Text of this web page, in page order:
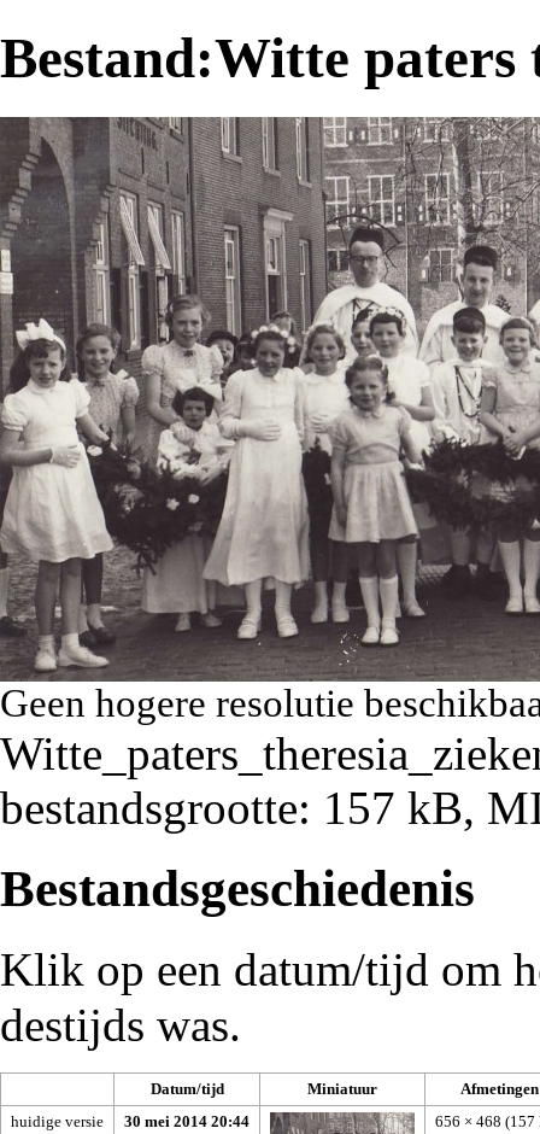
Bestand:Witte paters
Geen hogere resolutie
bestandsgrootte: 157 kB,
Bestandsgeschiedenis
Klik op een datum/tijd om
destijds was.
Datum/tijd Miniatuur
Afmetingen
huidige versie
30 mei 2014 20:44 656 × 468 (157